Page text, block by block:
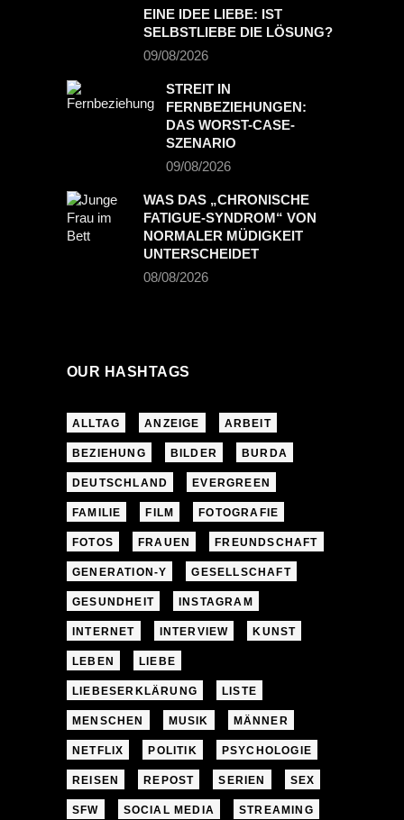
EINE IDEE LIEBE: IST
SELBSTLIEBE DIE LÖSUNG?
09/08/2026
STREIT IN
FERNBEZIEHUNGEN:
DAS WORST-CASE-
SZENARIO
09/08/2026
WAS DAS „CHRONISCHE
FATIGUE-SYNDROM“ VON
NORMALER MÜDIGKEIT
UNTERSCHEIDET
08/08/2026
OUR HASHTAGS
ALLTAG ANZEIGE ARBEIT
BEZIEHUNG BILDER BURDA
DEUTSCHLAND EVERGREEN
FAMILIE FILM FOTOGRAFIE
FOTOS FRAUEN FREUNDSCHAFT
GENERATION-Y GESELLSCHAFT
GESUNDHEIT INSTAGRAM
INTERNET INTERVIEW KUNST
LEBEN LIEBE
LIEBESERKLÄRUNG LISTE
MENSCHEN MUSIK MÄNNER
NETFLIX POLITIK PSYCHOLOGIE
REISEN REPOST SERIEN SEX
SFW SOCIAL MEDIA STREAMING